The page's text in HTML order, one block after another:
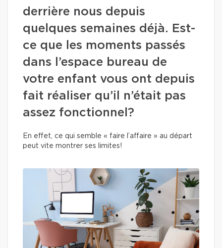
derrière nous depuis
quelques semaines déjà. Est-
ce que les moments passés
dans l’espace bureau de
votre enfant vous ont depuis
fait réaliser qu’il n’était pas
assez fonctionnel?
En effet, ce qui semble « faire l’affaire » au départ
peut vite montrer ses limites!